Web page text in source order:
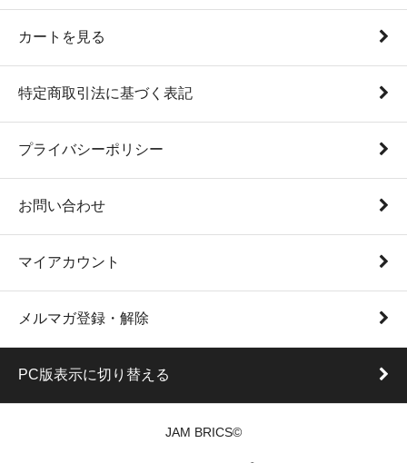
カートを見る
特定商取引法に基づく表記
プライバシーポリシー
お問い合わせ
マイアカウント
メルマガ登録・解除
PC版表示に切り替える
JAM BRICS©